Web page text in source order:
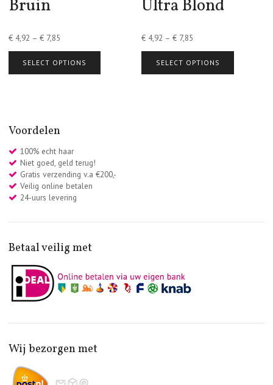
Bruin
€4,92 – €7,85
SELECT OPTIONS
Ultra Blond
€ 4,92 –€ 7,85
SELECT OPTIONS
Voordelen
100% echt haar
Niet goed, geld terug!
Gratis verzending v.a €200,-
Veilig online betalen
24-uurs levering
Betaal veilig met
Wij bezorgen met